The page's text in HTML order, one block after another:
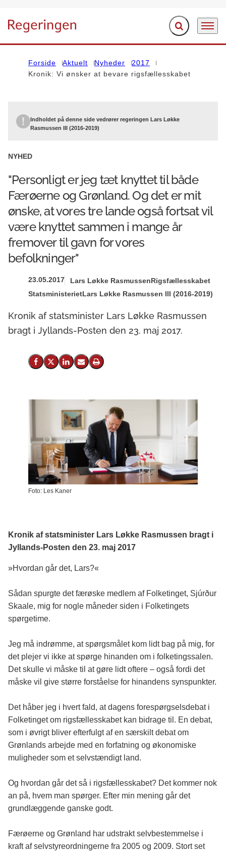
Gå til forsiden Fold søgefelt ud
Menu
Forside Aktuelt Nyheder
2017
Kronik: Vi ønsker at bevare rigsfællesskabet
Indholdet på denne side vedrører regeringen Lars Løkke
Rasmussen III (2016-2019)
NYHED
"Personligt er jeg tæt knyttet til både
Færøerne og Grønland. Og det er mit
ønske, at vores tre lande også fortsat vil
være knyttet sammen i mange år
fremover til gavn for vores
befolkninger"
23.05.2017 Lars Løkke RasmussenRigsfællesskabet
StatsministerietLars Løkke Rasmussen III (2016-2019)
Kronik af statsminister Lars Løkke Rasmussen
bragt i Jyllands-Posten den 23. maj 2017.
Del på Facebook
Del på X (Twitter)
Del på LinkedIn
Send email
Print
Foto: Les Kaner
Kronik af statsminister Lars Løkke Rasmussen bragt i
Jyllands-Posten den 23. maj 2017
»Hvordan går det, Lars?«
Sådan spurgte det færøske medlem af Folketinget, Sjúrður
Skaale, mig for nogle måneder siden i Folketingets
spørgetime.
Jeg må indrømme, at spørgsmålet kom lidt bag på mig, for
det plejer vi ikke at spørge hinanden om i folketingssalen.
Det skulle vi måske til at gøre lidt oftere – også fordi det
måske vil give større forståelse for hinandens synspunkter.
Det håber jeg i hvert fald, at dagens forespørgselsdebat i
Folketinget om rigsfællesskabet kan bidrage til. En debat,
som i øvrigt bliver efterfulgt af en særskilt debat om
Grønlands arbejde med en forfatning og økonomiske
muligheder som et selvstændigt land.
Og hvordan går det så i rigsfællesskabet? Det kommer nok
an på, hvem man spørger. Efter min mening går det
grundlæggende ganske godt.
Færøerne og Grønland har udstrakt selvbestemmelse i
kraft af selvstyreordningerne fra 2005 og 2009. Stort set